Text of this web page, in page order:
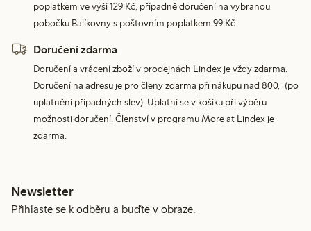
poplatkem ve výši 129 Kč, případně doručení na vybranou
pobočku Balíkovny s poštovním poplatkem 99 Kč.
Doručení zdarma
Doručení a vrácení zboží v prodejnách Lindex je vždy zdarma.
Doručení na adresu je pro členy zdarma při nákupu nad 800,- (po
uplatnění případných slev). Uplatní se v košíku při výběru
možnosti doručení. Členství v programu More at Lindex je
zdarma.
Newsletter
Přihlaste se k odběru a buďte v obraze.